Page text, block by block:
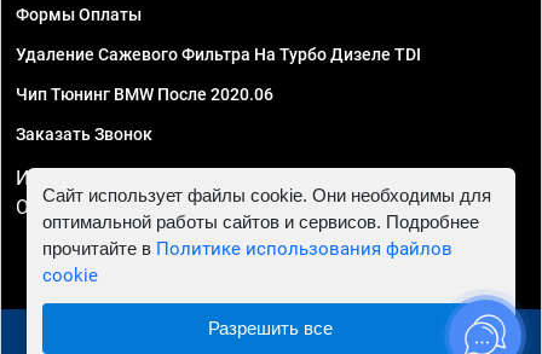
Формы Оплаты
Удаление Сажевого Фильтра На Турбо Дизеле TDI
Чип Тюнинг BMW После 2020.06
Заказать Звонок
ИП Смирнов Георгий Павлович. ИНН 781302555843,
ОГРНИП 324470400032610
© 2010 - 2026 Чип тюнинг в Твери - Автосервис "Евро
Сайт использует файлы cookie. Они необходимы для
оптимальной работы сайтов и сервисов. Подробнее
прочитайте в Политике использования файлов
cookie
Разрешить все